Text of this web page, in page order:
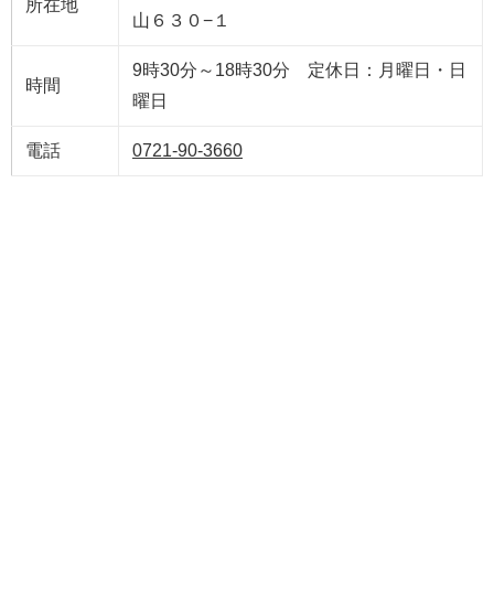
所在地
山６３０−１
時間
9時30分～18時30分 定休日：月曜日・日
曜日
電話 0721-90-3660